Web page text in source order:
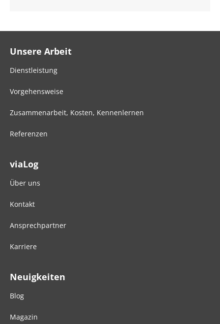
Unsere Arbeit
Dienstleistung
Vorgehensweise
Zusammenarbeit, Kosten, Kennenlernen
Referenzen
viaLog
Über uns
Kontakt
Ansprechpartner
Karriere
Neuigkeiten
Blog
Magazin